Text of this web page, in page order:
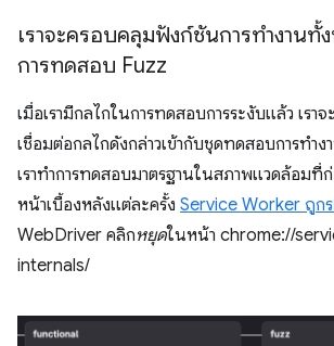
เราจะครอบคลุมฟังก์ชันการทำงานทั้
การทดสอบ Fuzz
เมื่อเรามีกลไกในการทดสอบการระงับแล้ว เรา
เชื่อมต่อกลไกดังกล่าวเข้ากับชุดทดสอบการทำง
เราทำการทดสอบมาตรฐานในสภาพแวดล้อมที่
หน้าเบื้องหลังแต่ละครั้ง Service Worker ถูก
WebDriver คลิกหยุดในหน้า chrome://
internals/